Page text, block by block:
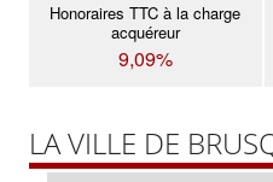
Honoraires TTC à la charge
acquéreur
9,09%
LA VILLE DE